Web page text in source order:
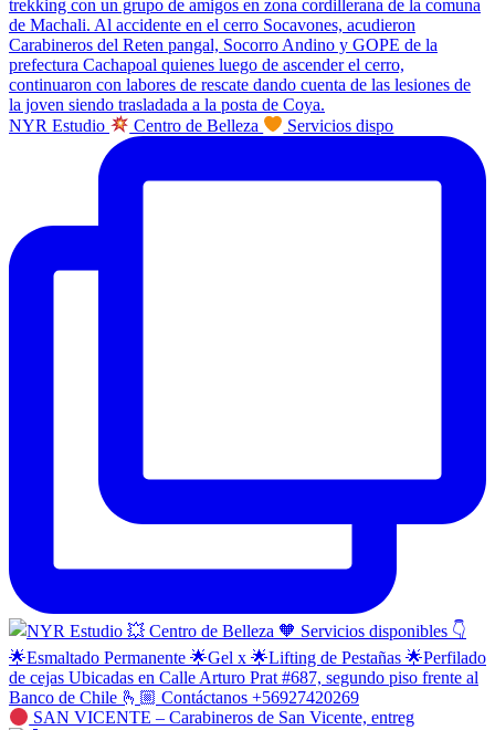
NYR Estudio Centro de Belleza Servicios dispo
SAN VICENTE – Carabineros de San Vicente, entreg